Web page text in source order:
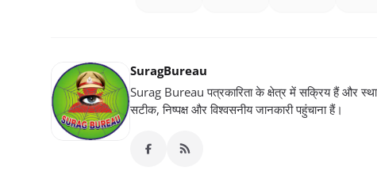
SuragBureau
Surag Bureau पत्रकारिता के क्षेत्र में सक्रिय हैं और
सटीक, निष्पक्ष और विश्वसनीय जानकारी पहुंचाना हैं।